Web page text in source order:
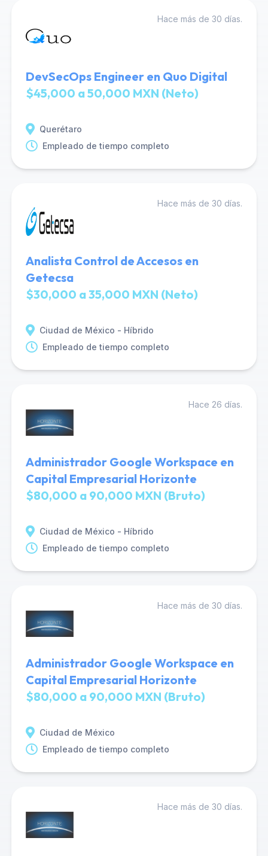
Hace más de 30 días.
DevSecOps Engineer en Quo Digital
$45,000 a 50,000 MXN (Neto)
Querétaro
Empleado de tiempo completo
Hace más de 30 días.
Analista Control de Accesos en
Getecsa
$30,000 a 35,000 MXN (Neto)
Ciudad de México - Híbrido
Empleado de tiempo completo
Hace 26 días.
Administrador Google Workspace en
Capital Empresarial Horizonte
$80,000 a 90,000 MXN (Bruto)
Ciudad de México - Híbrido
Empleado de tiempo completo
Hace más de 30 días.
Administrador Google Workspace en
Capital Empresarial Horizonte
$80,000 a 90,000 MXN (Bruto)
Ciudad de México
Empleado de tiempo completo
Hace más de 30 días.